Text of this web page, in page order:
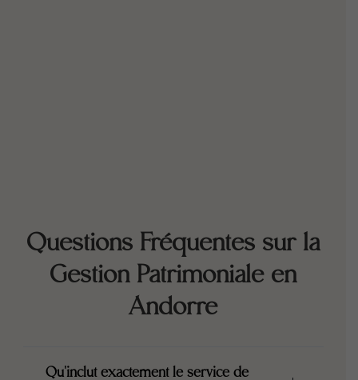
Questions Fréquentes sur la
Gestion Patrimoniale en
Andorre
Qu'inclut exactement le service de